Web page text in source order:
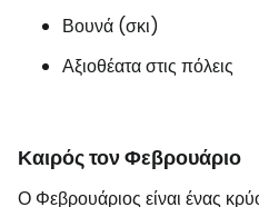
Βουνά (σκι)
Αξιοθέατα στις πόλεις
Καιρός τον Φεβρουάριο
Ο Φεβρουάριος είναι ένας